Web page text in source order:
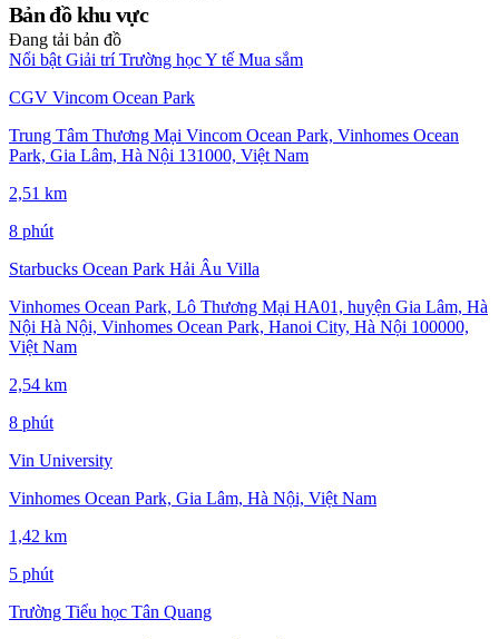
Bản đồ khu vực
Đang tải bản đồ
Nổi bật Giải trí Trường họcY tế Mua sắm
CGV Vincom Ocean Park
Trung Tâm Thương Mại Vincom Ocean Park, Vinhomes Ocean
Park, Gia Lâm, Hà Nội 131000, Việt Nam
2,51 km
8 phút
Starbucks Ocean Park Hải Âu Villa
Vinhomes Ocean Park, Lô Thương Mại HA01, huyện Gia Lâm, Hà
Nội Hà Nội, Vinhomes Ocean Park, Hanoi City, Hà Nội 100000,
Việt Nam
2,54 km
8 phút
Vin University
Vinhomes Ocean Park, Gia Lâm, Hà Nội, Việt Nam
1,42 km
5 phút
Trường Tiểu học Tân Quang